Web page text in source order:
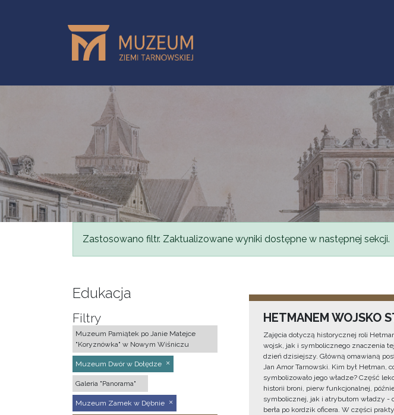
Komunikat
Zastosowano filtr. Zaktualizowane wyniki dostępne w następnej sekcji.
Edukacja
Filtry
Muzeum Pamiątek po Janie Matejce
"Koryznówka" w Nowym Wiśniczu
Muzeum Dwór w Dołędze
Galeria "Panorama"
Muzeum Zamek w Dębnie
HETMANEM WOJSKO
Zajęcia dotyczą historycznej roli
wojsk, jak i symbolicznego znaczenia
dzień dzisiejszy. Główną omawianą
Jan Amor Tarnowski. Kim był Hetman,
symbolizowało jego władze? Część
historii broni, pierw funkcjonalnej,
symbolicznej, jak i atrybutom władzy -
berła po kordzik oficera. W części